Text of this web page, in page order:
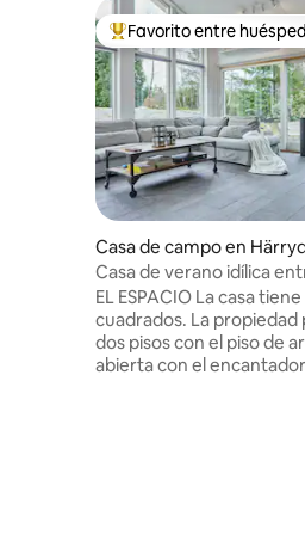
Favorito entre
Favorito entre
Casa de campo en
Casa de verano idílica
Gotemburgo
EL ESPACIO La casa
cuadrados. La propiedad
dos pisos con el piso de
abierta con el